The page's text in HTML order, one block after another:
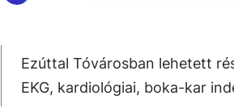
Ezúttal Tóvárosban lehetett
EKG, kardiológiai, boka-kar